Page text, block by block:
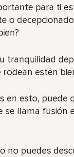
para ti
o
tranquilidad
estén
en esto, puede
se llama fusión
no puedes